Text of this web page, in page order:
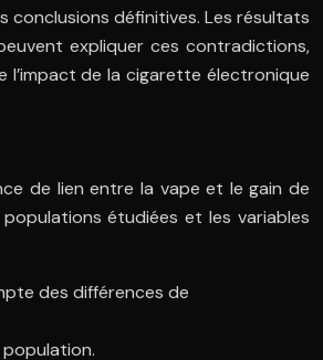
conclusions définitives. Les résultats
expliquer ces contradictions,
de la cigarette électronique
de lien entre la vape et le gain de
étudiées et les variables
des différences de
population.